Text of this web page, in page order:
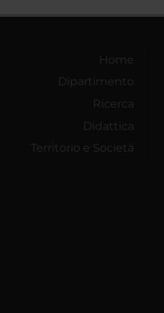
Home
Dipartimento
Ricerca
Didattica
Territorio e Società